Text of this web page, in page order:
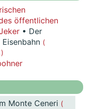
öffentlichen
• Der
(
Monte Ceneri (